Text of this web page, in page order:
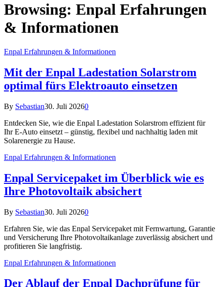
Browsing: Enpal Erfahrungen
& Informationen
Enpal Erfahrungen & Informationen
Mit der Enpal Ladestation Solarstrom
optimal fürs Elektroauto einsetzen
By Sebastian30. Juli 20260
Entdecken Sie, wie die Enpal Ladestation Solarstrom effizient für
Ihr E-Auto einsetzt – günstig, flexibel und nachhaltig laden mit
Solarenergie zu Hause.
Enpal Erfahrungen & Informationen
Enpal Servicepaket im Überblick wie es
Ihre Photovoltaik absichert
By Sebastian30. Juli 20260
Erfahren Sie, wie das Enpal Servicepaket mit Fernwartung, Garantie
und Versicherung Ihre Photovoltaikanlage zuverlässig absichert und
profitieren Sie langfristig.
Enpal Erfahrungen & Informationen
Der Ablauf der Enpal Dachprüfung für